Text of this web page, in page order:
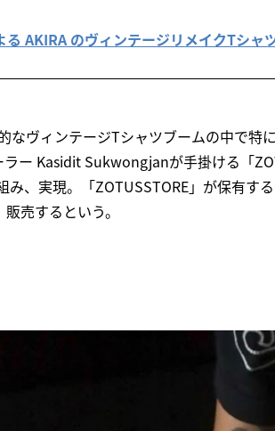
AKIRA のヴィンテージリメイクTシャ
ヴィンテージTシャツブームの中で特
ー Kasidit Sukwongjanが手掛ける「
、実現。「ZOTUSSTORE」が保有す
売するという。